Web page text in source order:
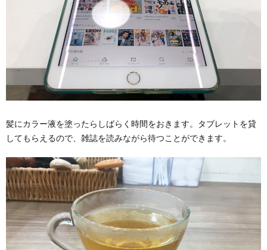
髪にカラー液を塗ったらしばらく時間をおきます。タブレットを貸
してもらえるので、雑誌を読みながら待つことができます。